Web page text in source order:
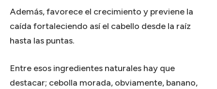
Además, favorece el crecimiento y previene la
caída fortaleciendo así el cabello desde la raíz
hasta las puntas.
Entre esos ingredientes naturales hay que
destacar; cebolla morada, obviamente, banano,